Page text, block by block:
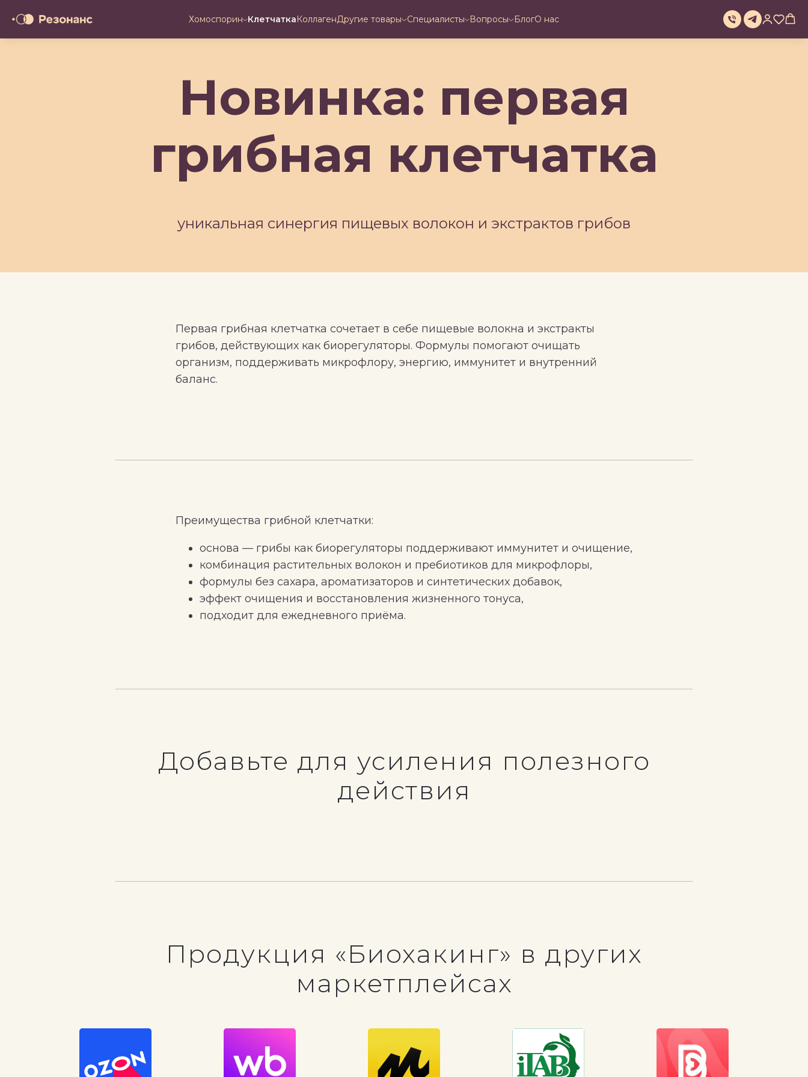
Хомоспорин КлетчаткаКоллагенДругие товары Специалисты Вопросы БлогО нас
Новинка: первая
грибная клетчатка
уникальная синергия пищевых волокон и экстрактов грибов
Первая грибная клетчатка сочетает в себе пищевые волокна и экстракты
грибов, действующих как биорегуляторы. Формулы помогают очищать
организм, поддерживать микрофлору, энергию, иммунитет и внутренний
баланс.
Преимущества грибной клетчатки:
основа — грибы как биорегуляторы поддерживают иммунитет и очищение,
комбинация растительных волокон и пребиотиков для микрофлоры,
формулы без сахара, ароматизаторов и синтетических добавок,
эффект очищения и восстановления жизненного тонуса,
подходит для ежедневного приёма.
Добавьте для усиления полезного
действия
Продукция «Биохакинг» в других
маркетплейсах